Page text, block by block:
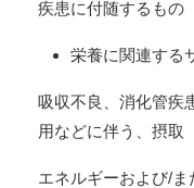
疾患に付随するもの
栄養に関連する
吸収不良、消化管疾
用などに伴う、摂取
エネルギーおよび/